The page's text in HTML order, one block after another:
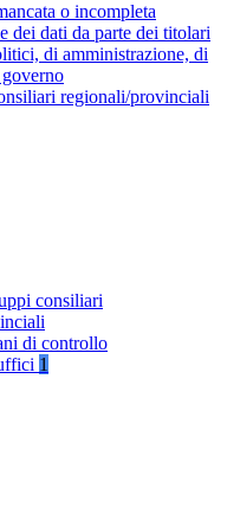
o incompleta
dei dati da parte dei titolari
di amministrazione, di
regionali/provinciali
consiliari
di controllo
1